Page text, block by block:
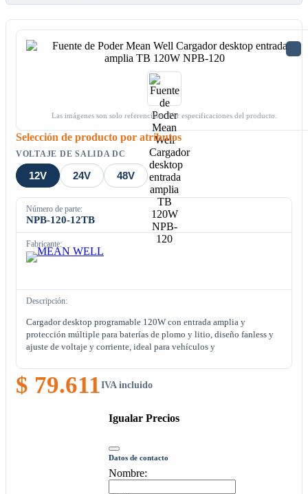
Las imágenes son solo referenciales. Ver especificaciones del producto.
Selección de producto por atributos
VOLTAJE DE SALIDA DC
12V 24V 48V
Número de parte:
NPB-120-12TB
Fabricante:
Descripción:
Cargador desktop programable 120W con entrada amplia y
protección múltiple para baterías de plomo y litio, diseño fanless y
ajuste de voltaje y corriente, ideal para vehículos y
$ 79.611IVA incluido
Igualar Precios
Datos de contacto
Nombre: